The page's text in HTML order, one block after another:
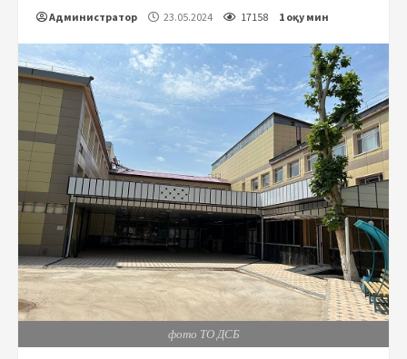
Администратор 23.05.2024 17158 1 оқу мин
фото ТО ДСБ